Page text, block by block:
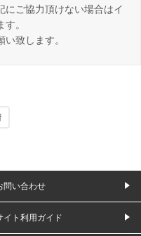
にご協力頂けない場合はイ
。
致します。
問い合わせ
イト利用ガイド